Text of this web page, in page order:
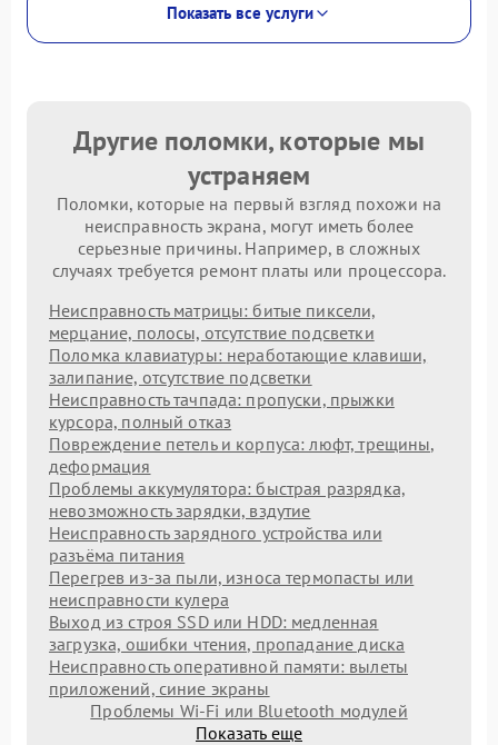
Показать все услуги
Другие поломки, которые мы
устраняем
Поломки, которые на первый взгляд похожи на
неисправность экрана, могут иметь более
серьезные причины. Например, в сложных
случаях требуется ремонт платы или процессора.
Неисправность матрицы: битые пиксели,
мерцание, полосы, отсутствие подсветки
Поломка клавиатуры: неработающие клавиши,
залипание, отсутствие подсветки
Неисправность тачпада: пропуски, прыжки
курсора, полный отказ
Повреждение петель и корпуса: люфт, трещины,
деформация
Проблемы аккумулятора: быстрая разрядка,
невозможность зарядки, вздутие
Неисправность зарядного устройства или
разъёма питания
Перегрев из‑за пыли, износа термопасты или
неисправности кулера
Выход из строя SSD или HDD: медленная
загрузка, ошибки чтения, пропадание диска
Неисправность оперативной памяти: вылеты
приложений, синие экраны
Проблемы Wi‑Fi или Bluetooth модулей
Показать еще